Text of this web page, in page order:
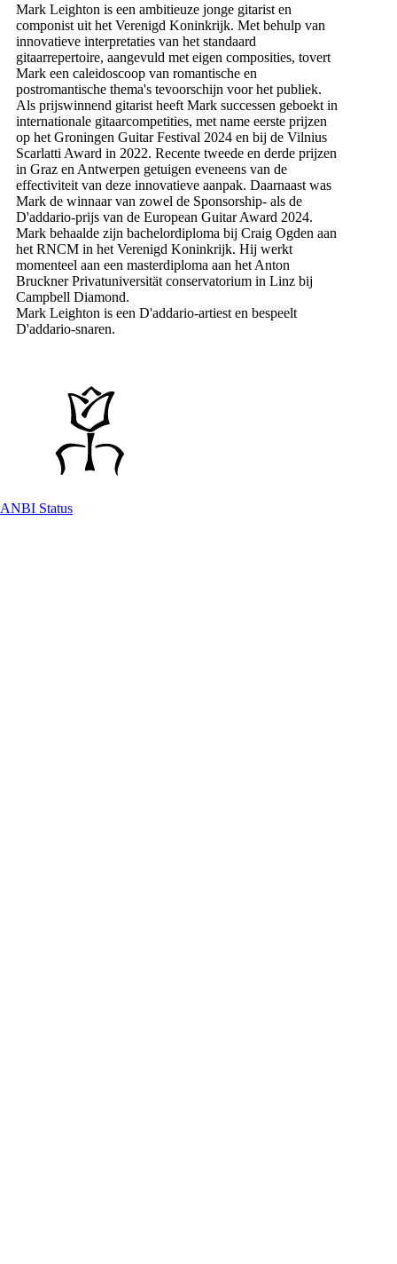
Mark Leighton is een ambitieuze jonge gitarist en
componist uit het Verenigd Koninkrijk. Met behulp van
innovatieve interpretaties van het standaard
gitaarrepertoire, aangevuld met eigen composities, tovert
Mark een caleidoscoop van romantische en
postromantische thema's tevoorschijn voor het publiek.
Als prijswinnend gitarist heeft Mark successen geboekt in
internationale gitaarcompetities, met name eerste prijzen
op het Groningen Guitar Festival 2024 en bij de Vilnius
Scarlatti Award in 2022. Recente tweede en derde prijzen
in Graz en Antwerpen getuigen eveneens van de
effectiviteit van deze innovatieve aanpak. Daarnaast was
Mark de winnaar van zowel de Sponsorship- als de
D'addario-prijs van de European Guitar Award 2024.
Mark behaalde zijn bachelordiploma bij Craig Ogden aan
het RNCM in het Verenigd Koninkrijk. Hij werkt
momenteel aan een masterdiploma aan het Anton
Bruckner Privatuniversität conservatorium in Linz bij
Campbell Diamond.
Mark Leighton is een D'addario-artiest en bespeelt
D'addario-snaren.
ANBI Status